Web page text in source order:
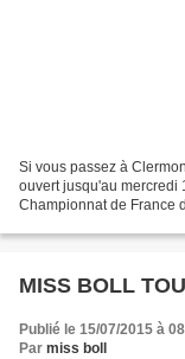
Si vous passez à
ouvert jusqu'au mercredi
Championnat de France
MISS BOLL
Publié le 15/07/2015 à
Par miss boll